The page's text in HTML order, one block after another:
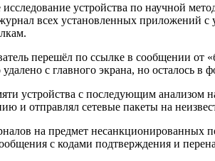
устройства по научной
всех установленных приложений
перешёл по ссылке в сообщении
с главного экрана, но осталось в
устройства с последующим анализом
и отправлял сетевые пакеты на
на предмет
с кодами подтверждения и